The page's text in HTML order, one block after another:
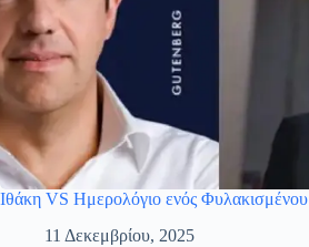
Ιθάκη VS Ημερολόγιο ενός Φυλακισμένου
11 Δεκεμβρίου, 2025